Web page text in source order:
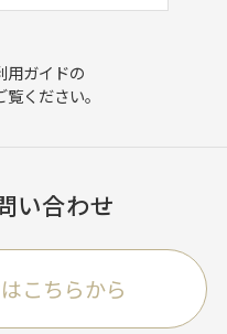
用ガイドの
覧ください。
い合わせ
こちらから